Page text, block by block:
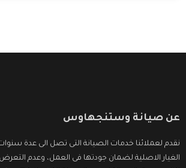
عن صيانة وستنجهاوس
نقدم لعملائنا خدمات الصيانة التى تصل الى عدة
الغيار الاصلية لضمان جودتها فى العمل، وعدم